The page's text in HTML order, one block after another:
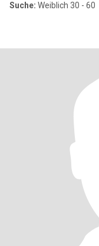
Suche: Weiblich 30 - 60